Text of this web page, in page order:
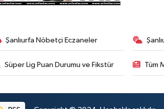
Şanlıurfa Nöbetçi Eczaneler
Süper Lig Puan Durumu ve Fikstür Tüm